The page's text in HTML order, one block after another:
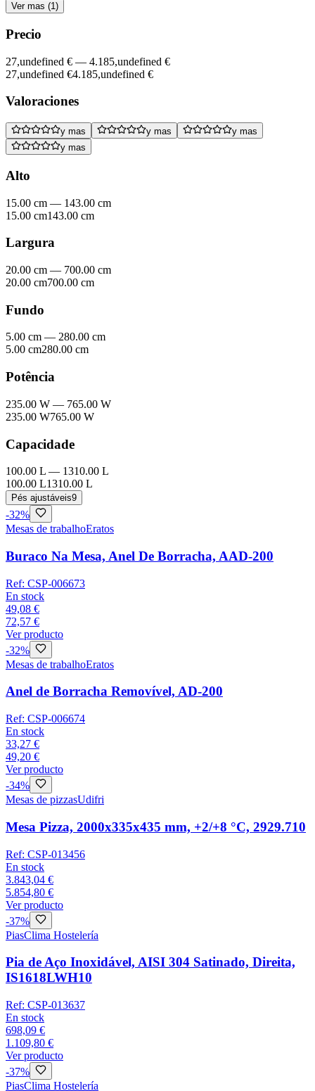
Ver mas (1)
Precio
27,undefined € — 4.185,undefined €
27,undefined €4.185,undefined €
Valoraciones
y mas y mas
y mas
y mas
Alto
15.00 cm — 143.00 cm
15.00 cm143.00 cm
Largura
20.00 cm — 700.00 cm
20.00 cm700.00 cm
Fundo
5.00 cm — 280.00 cm
5.00 cm280.00 cm
Potência
235.00 W — 765.00 W
235.00 W765.00 W
Capacidade
100.00 L — 1310.00 L
100.00 L1310.00 L
Pés ajustáveis9
-32%
Mesas de trabalhoEratos
Buraco Na Mesa, Anel De Borracha, AAD-200
Ref: CSP-006673
En stock
49,08 €
72,57 €
Ver producto
-32%
Mesas de trabalhoEratos
Anel de Borracha Removível, AD-200
Ref: CSP-006674
En stock
33,27 €
49,20 €
Ver producto
-34%
Mesas de pizzasUdifri
Mesa Pizza, 2000x335x435 mm, +2/+8 °C, 2929.710
Ref: CSP-013456
En stock
3.843,04 €
5.854,80 €
Ver producto
-37%
PiasClima Hostelería
Pia de Aço Inoxidável, AISI 304 Satinado, Direita,
IS1618LWH10
Ref: CSP-013637
En stock
698,09 €
1.109,80 €
Ver producto
-37%
PiasClima Hostelería